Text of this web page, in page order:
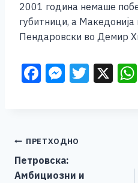
2001 година немаше
губитници, а Македонија
Пендаровски во Демир
F
b
o
M
n
g
T X
Навигација
на
ПРЕТХОДНО
Петровска:
Амбициозни и